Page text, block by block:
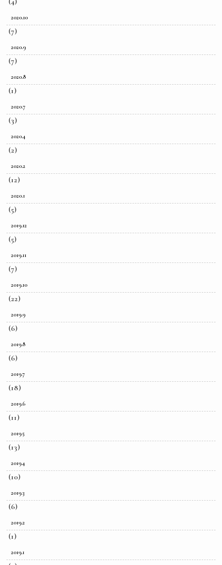
2020.10
(7)
2020.9
(7)
2020.8
(1)
2020.7
(3)
2020.4
(2)
2020.2
(12)
2020.1
(5)
2019.12
(5)
2019.11
(7)
2019.10
(22)
2019.9
(6)
2019.8
(6)
2019.7
(18)
2019.6
(11)
2019.5
(13)
2019.4
(10)
2019.3
(6)
2019.2
(1)
2019.1